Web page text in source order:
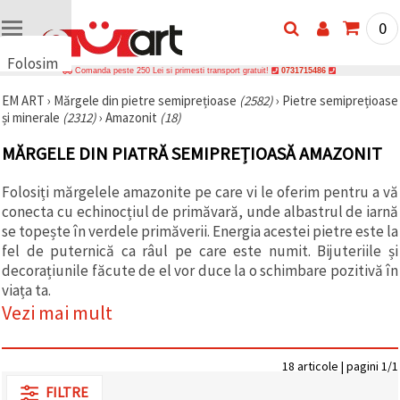
Folosim
uri
🍪 Folosim
cookie-uri
și
similare
pentru a
asigura
funcționarea
corectă a
site-ului,
pentru a vă
îmbunătăți
experiența
și, cu
traficul și a
0
Comanda peste 250 Lei si primesti transport gratuit! 0731715486
EM ART › Mărgele din pietre semiprețioase (2582)› Pietre semiprețioase
și minerale (2312)› Amazonit (18)
MĂRGELE DIN PIATRĂ SEMIPREȚIOASĂ AMAZONIT
Folosiți mărgelele amazonite pe care vi le oferim pentru a vă
conecta cu echinocțiul de primăvară, unde albastrul de iarnă
se topește în verdele primăverii. Energia acestei pietre este la
fel de puternică ca râul pe care este numit. Bijuteriile și
decorațiunile făcute de el vor duce la o schimbare pozitivă în
viața ta.
Vezi mai mult
18 articole | pagini 1/1
FILTRE